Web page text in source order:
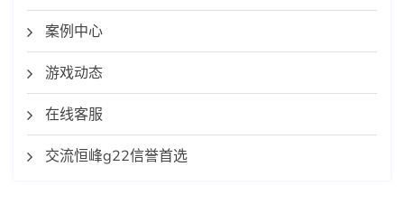
案例中心
游戏动态
在线客服
交流恒峰g22信誉首选